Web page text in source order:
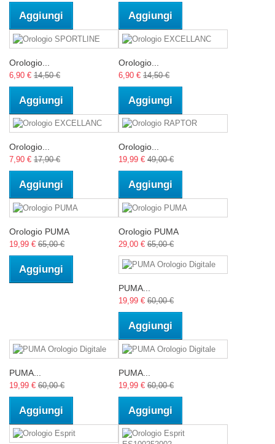
Aggiungi Aggiungi
Orologio...
6,90 € 14,50 €
Aggiungi
Orologio...
6,90 € 14,50 €
Aggiungi
Orologio...
7,90 € 17,90 €
Aggiungi
Orologio...
19,99 € 49,00 €
Aggiungi
Orologio PUMA
19,99 € 65,00 €
Aggiungi
Orologio PUMA
29,00 € 65,00 €
PUMA...
19,99 € 60,00 €
Aggiungi
PUMA...
19,99 € 60,00 €
Aggiungi
PUMA...
19,99 € 60,00 €
Aggiungi